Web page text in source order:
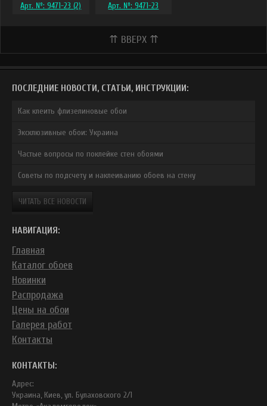
Арт. №: 9471-23 (2) Арт. №: 9471-23
⇈ ВВЕРХ ⇈
ПОСЛЕДНИЕ НОВОСТИ, СТАТЬИ, ИНСТРУКЦИИ:
Как клеить флизелиновые обои
Эксклюзивные обои: Украина
Частые вопросы по поклейке стен обоями
Советы по подсчету и наклеиванию обоев на стену
ЧИТАТЬ ВСЕ НОВОСТИ
НАВИГАЦИЯ:
Главная
Каталог обоев
Новинки
Распродажа
Цены на обои
Галерея работ
Контакты
КОНТАКТЫ:
Адрес:
Украина, Киев, ул. Булаховского 2/1